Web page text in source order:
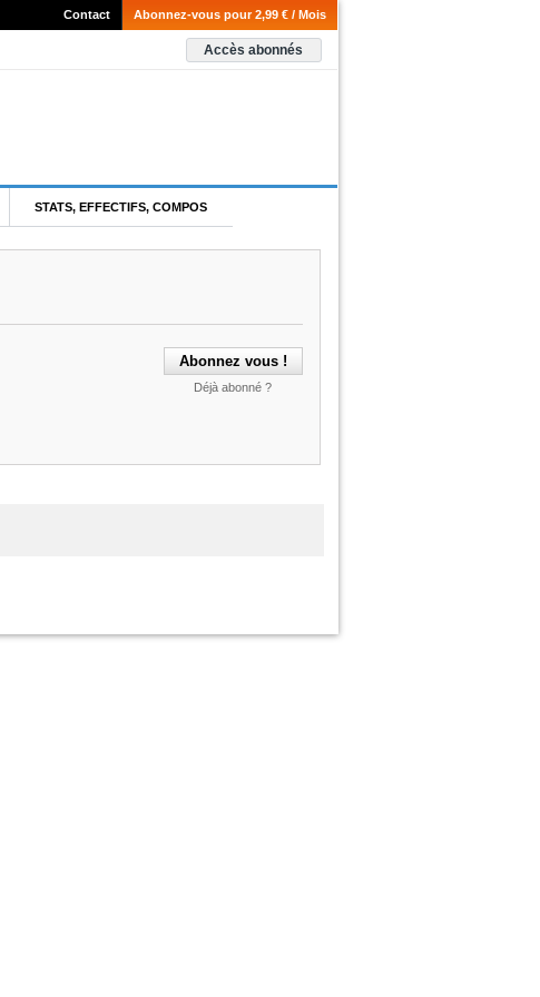
Abonnez-vous pour 2,99 € / Mois
Contact
Accès abonnés
STATS, EFFECTIFS, COMPOS
Déjà abonné ?